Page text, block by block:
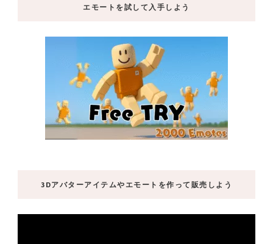
エモートを試して入手しよう
3Dアバターアイテムやエモートを作って販売しよう